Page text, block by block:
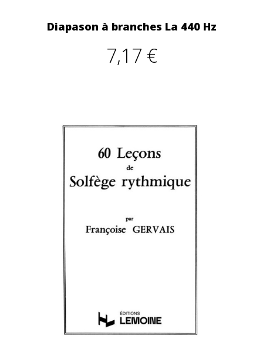
Diapason à branches La 440 Hz
7,17 €